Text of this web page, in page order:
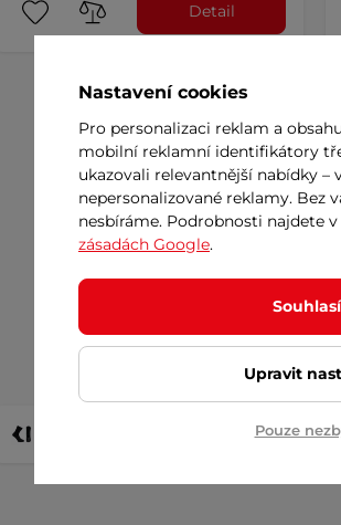
Detail
Nastavení cookies
Pro personalizaci reklam a
mobilní reklamní identifikátory
ukazovali relevantnější nabídky –
nepersonalizované reklamy. Bez
nesbíráme. Podrobnosti najdete v
zásadách Google.
Upravit
Pouze